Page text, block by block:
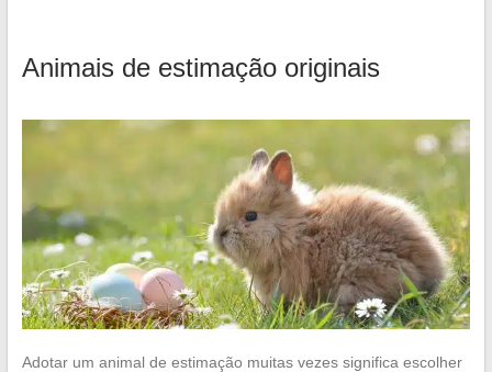
Animais de estimação originais
Adotar um animal de estimação muitas vezes significa escolher